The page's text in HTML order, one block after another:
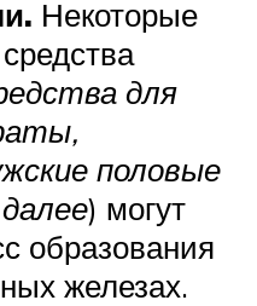
Некоторые
для
половые
) могут
образования
железах.